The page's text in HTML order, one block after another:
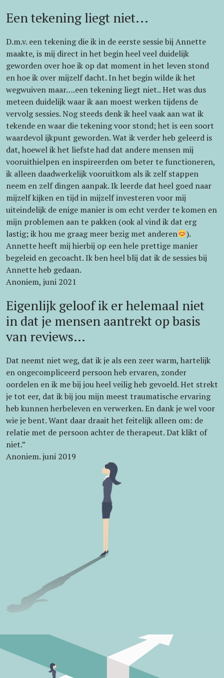
Een tekening liegt niet...
D.m.v. een tekening die ik in de eerste sessie bij Annette
maakte, is mij direct in het begin heel veel duidelijk
geworden over hoe ik op dat moment in het leven stond
en hoe ik over mijzelf dacht. In het begin wilde ik het
wegwuiven maar….een tekening liegt niet.. Het was dus
meteen duidelijk waar ik aan moest werken tijdens de
vervolg sessies. Nog steeds denk ik heel vaak aan wat ik
tekende en waar die tekening voor stond; het is een soort
waardevol ijkpunt geworden. Wat ik verder heb geleerd is
dat, hoewel ik het liefste had dat andere mensen mij
vooruithielpen en inspireerden om beter te functioneren,
ik alleen daadwerkelijk vooruitkom als ik zelf stappen
neem en zelf dingen aanpak. Ik leerde dat heel goed naar
mijzelf kijken en tijd in mijzelf investeren voor mij
uiteindelijk de enige manier is om echt verder te komen en
mijn problemen aan te pakken (ook al vind ik dat erg
lastig; ik hou me graag meer bezig met anderen
).
Annette heeft mij hierbij op een hele prettige manier
begeleid en gecoacht. Ik ben heel blij dat ik de sessies bij
Annette heb gedaan.
Anoniem, juni 2021
Eigenlijk geloof ik er helemaal niet
in dat je mensen aantrekt op basis
van reviews…
Dat neemt niet weg, dat ik je als een zeer warm, hartelijk
en ongecompliceerd persoon heb ervaren, zonder
oordelen en ik me bij jou heel veilig heb gevoeld. Het strekt
je tot eer, dat ik bij jou mijn meest traumatische ervaring
heb kunnen herbeleven en verwerken. En dank je wel voor
wie je bent. Want daar draait het feitelijk alleen om: de
relatie met de persoon achter de therapeut. Dat klikt of
niet.”
Anoniem. juni 2019